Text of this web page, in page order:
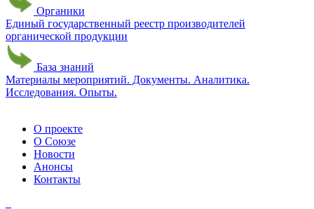
Органики
Единый государственный реестр производителей
органической продукции
База знаний
Материалы мероприятий. Документы. Аналитика.
Исследования. Опыты.
О проекте
О Союзе
Новости
Анонсы
Контакты